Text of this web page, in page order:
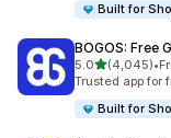
Built for
BOGOS: Free
5.0เต็ม 5 ดาว
(4,045)
ทั้งหมด 4045 รีวิว
•
Trusted app for
Built for